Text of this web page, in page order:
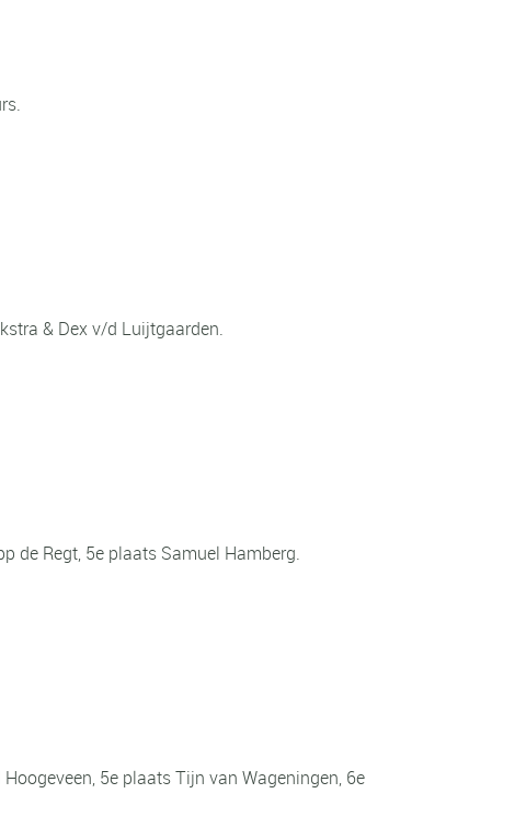
& Dex v/d Luijtgaarden.
de Regt, 5e plaats Samuel Hamberg.
5e plaats Tijn van Wageningen, 6e